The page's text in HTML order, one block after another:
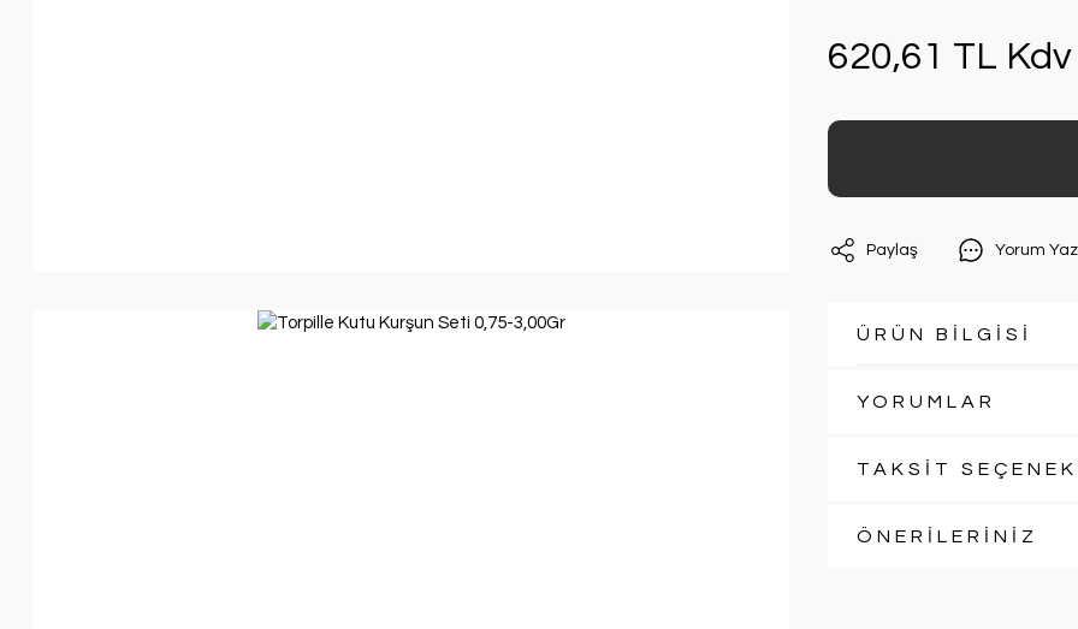
620,61 TL
Paylaş Yorum Yaz
ÜRÜN BİLGİSİ
YORUMLAR
TAKSİT
ÖNERİLERİNİZ